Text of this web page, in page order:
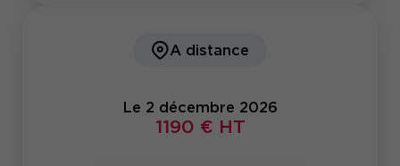
A distance
Le 2 décembre 2026
1190 € HT